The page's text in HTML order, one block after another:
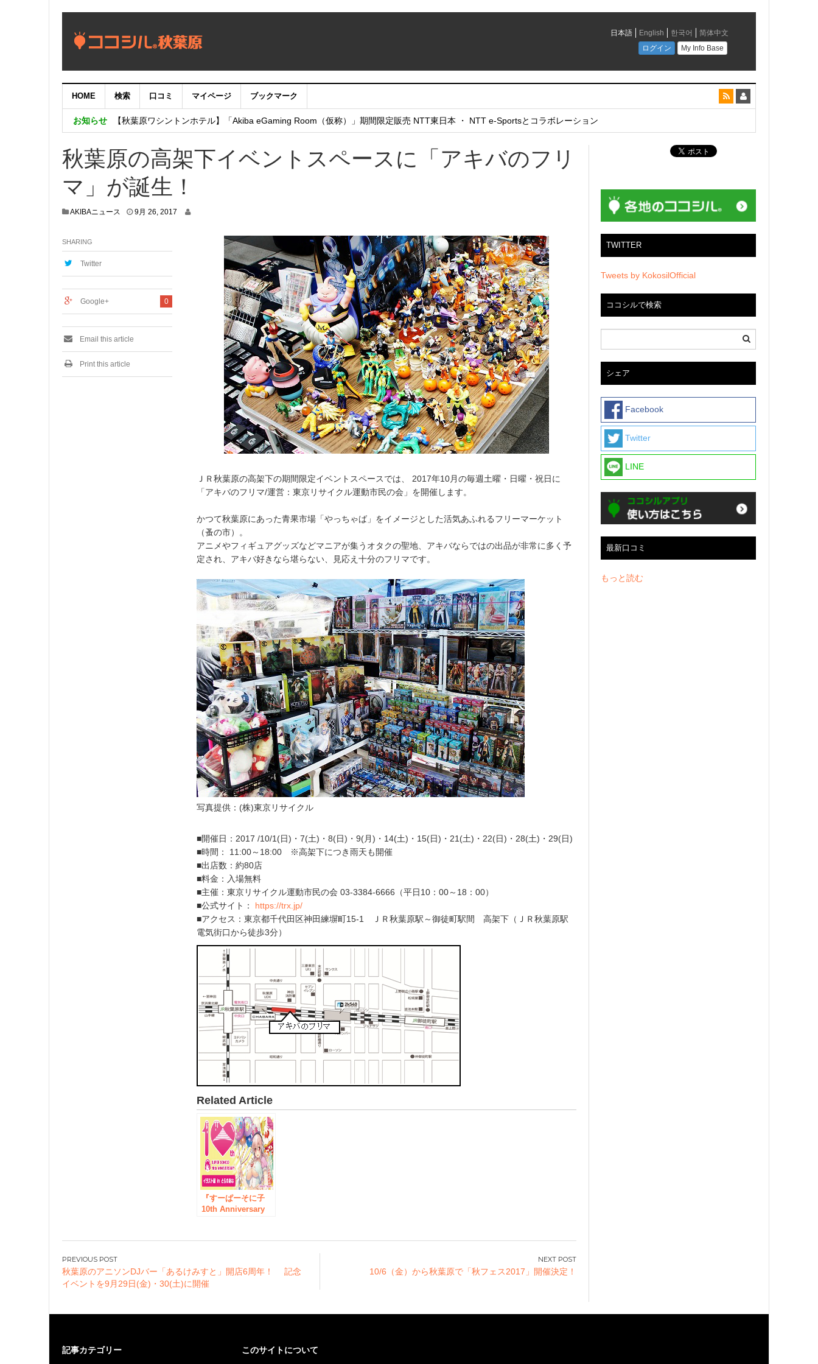
HOME 検索 口コミ マイページ ブックマーク
お知らせ
【重要：9月5日（火）22時】ココシル：アカウントサービス移行のお知らせ
【秋葉原ワシントンホテル】「Akiba eGaming Room（仮称）」期間限定販売 NTT東日本 ・ NTT e-Sportsとコラボレーション
秋葉原の高架下イベントスペースに「アキバのフリ
マ」が誕生！
AKIBAニュース 9月 26, 2017
ＪＲ秋葉原の高架下の期間限定イベントスペースでは、 2017年10月の毎週土曜・日曜・祝日に
「アキバのフリマ/運営：東京リサイクル運動市民の会」を開催します。
かつて秋葉原にあった青果市場「やっちゃば」をイメージとした活気あふれるフリーマーケット
（蚤の市）。
アニメやフィギュアグッズなどマニアが集うオタクの聖地、アキバならではの出品が非常に多く予
定され、アキバ好きなら堪らない、見応え十分のフリマです。
写真提供：(株)東京リサイクル
■開催日：2017 /10/1(日)・7(土)・8(日)・9(月)・14(土)・15(日)・21(土)・22(日)・28(土)・29(日)
■時間： 11:00～18:00 ※高架下につき雨天も開催
■出店数：約80店
■料金：入場無料
■主催：東京リサイクル運動市民の会 03-3384-6666（平日10：00～18：00）
■公式サイト： https://trx.jp/
■アクセス：東京都千代田区神田練塀町15-1 ＪＲ秋葉原駅～御徒町駅間 高架下（ＪＲ秋葉原駅
電気街口から徒歩3分）
Related Article
『すーぱーそに子
10th Anniversary
10th Anniversary
月27日（月）スター
ト！
SHARING
Twitter
0
Google+
Email this article
Print this article
投
稿
ナ
シ
秋葉原のアニソンDJバー「あるけみすと」開店6周年！ 記念
イベントを9月29日(金)・30(土)に開催
10/6（金）から秋葉原で「秋フェス2017」開催決定！
TWITTER
Tweets by KokosilOfficial
ココシルで検索
シェア
Facebook
Twitter
LINE
最新口コミ
もっと読む
記事カテゴリー このサイトについて